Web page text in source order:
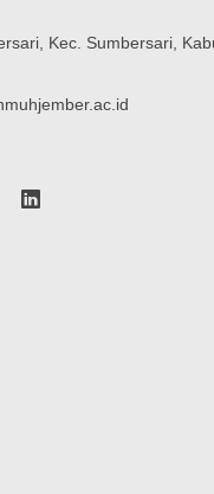
Kec. Sumbersari,